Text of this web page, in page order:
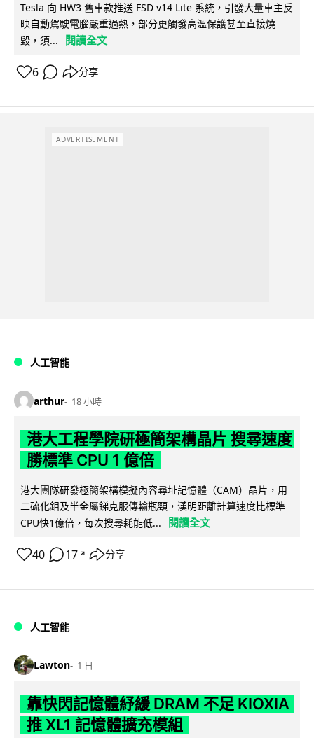
Tesla 向 HW3 舊車款推送 FSD v14 Lite 系統，引發大量車主反
映自動駕駛電腦嚴重過熱，部分更觸發高溫保護甚至直接燒
毀，須...
閱讀全文
6 分享
ADVERTISEMENT
人工智能
arthur 18 小時
港大工程學院研極簡架構晶片 搜尋速度
勝標準 CPU 1 億倍
港大團隊研發極簡架構模擬內容尋址記憶體（CAM）晶片，用
二硫化鉬及半金屬銻克服傳輸瓶頸，漢明距離計算速度比標準
CPU快1億倍，每次搜尋耗能低...
閱讀全文
40 17 ↗ 分享
人工智能
Lawton 1 日
靠快閃記憶體紓緩 DRAM 不足 KIOXIA
推 XL1 記憶體擴充模組